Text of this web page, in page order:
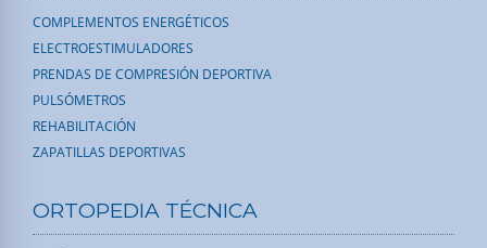
COMPLEMENTOS ENERGÉTICOS
ELECTROESTIMULADORES
PRENDAS DE COMPRESIÓN DEPORTIVA
PULSÓMETROS
REHABILITACIÓN
ZAPATILLAS DEPORTIVAS
ORTOPEDIA TÉCNICA